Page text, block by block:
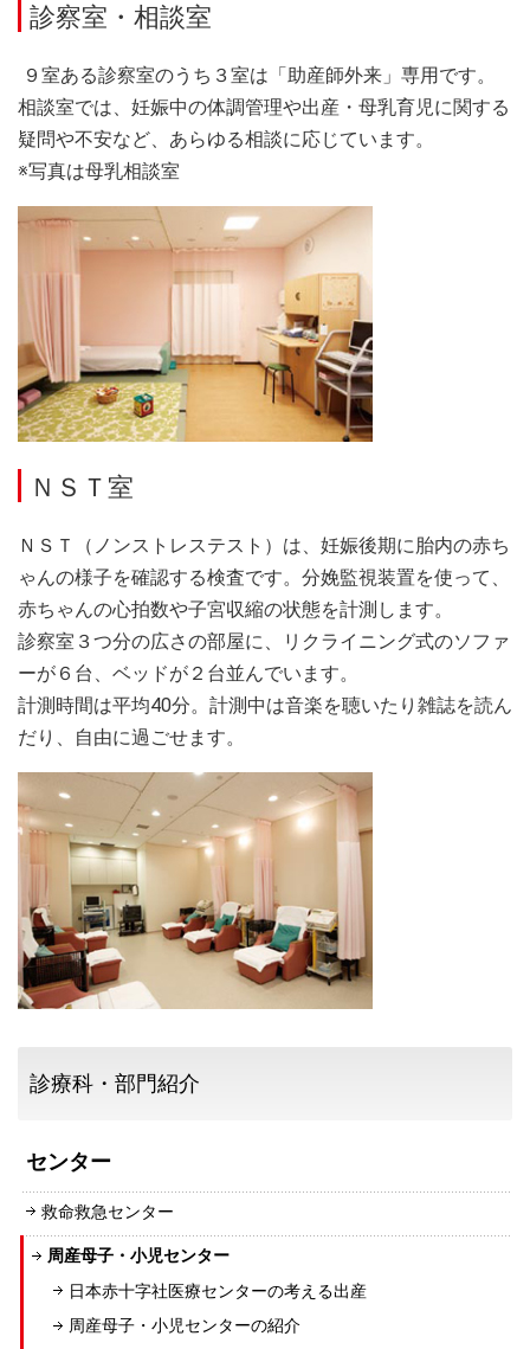
診察室・相談室
９室ある診察室のうち３室は「助産師外来」専用です。
相談室では、妊娠中の体調管理や出産・母乳育児に関する
疑問や不安など、あらゆる相談に応じています。
※写真は母乳相談室
ＮＳＴ室
ＮＳＴ（ノンストレステスト）は、妊娠後期に胎内の赤ち
ゃんの様子を確認する検査です。分娩監視装置を使って、
赤ちゃんの心拍数や子宮収縮の状態を計測します。
診察室３つ分の広さの部屋に、リクライニング式のソファ
ーが６台、ベッドが２台並んでいます。
計測時間は平均40分。計測中は音楽を聴いたり雑誌を読ん
だり、自由に過ごせます。
診療科・部門紹介
センター
救命救急センター
周産母子・小児センター
日本赤十字社医療センターの考える出産
周産母子・小児センターの紹介